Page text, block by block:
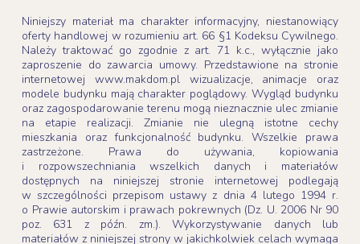
Niniejszy materiał ma charakter informacyjny, niestanowiący
oferty handlowej w rozumieniu art. 66 §1 Kodeksu Cywilnego.
Należy traktować go zgodnie z art. 71 k.c., wyłącznie jako
zaproszenie do zawarcia umowy. Przedstawione na stronie
internetowej www.makdom.pl wizualizacje, animacje oraz
modele budynku mają charakter poglądowy. Wygląd budynku
oraz zagospodarowanie terenu mogą nieznacznie ulec zmianie
na etapie realizacji. Zmianie nie ulegną istotne cechy
mieszkania oraz funkcjonalność budynku. Wszelkie prawa
zastrzeżone. Prawa do używania, kopiowania
i rozpowszechniania wszelkich danych i materiałów
dostępnych na niniejszej stronie internetowej podlegają
w szczególności przepisom ustawy z dnia 4 lutego 1994 r.
o Prawie autorskim i prawach pokrewnych (Dz. U. 2006 Nr 90
poz. 631 z późn. zm.). Wykorzystywanie danych lub
materiałów z niniejszej strony w jakichkolwiek celach wymaga